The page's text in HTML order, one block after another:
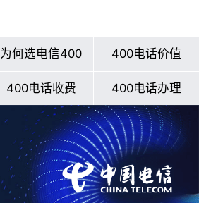
为何选电信400 400电话价值
400电话收费 400电话办理